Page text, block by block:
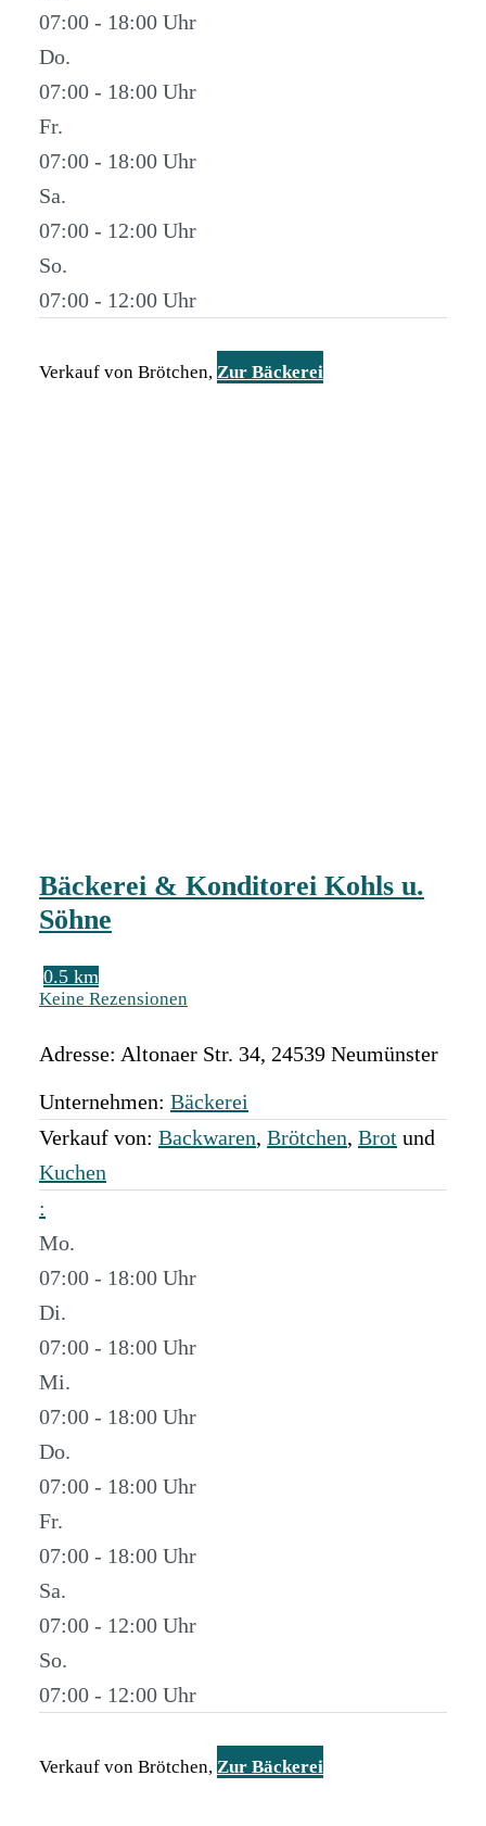
07:00 - 18:00
Do.
07:00 - 18:00
Fr.
07:00 - 18:00
Sa.
07:00 - 12:00
So.
07:00 - 12:00
Verkauf von Brötchen, Zur Bäckerei
Bäckerei & Konditorei Kohls u.
Söhne
0.5 km
Keine Rezensionen
Adresse: Altonaer Str. 34, 24539 Neumünster
Unternehmen: Bäckerei
Verkauf von: Backwaren, Brötchen, Brot und
Kuchen
:
Mo.
07:00 - 18:00
Di.
07:00 - 18:00
Mi.
07:00 - 18:00
Do.
07:00 - 18:00
Fr.
07:00 - 18:00
Sa.
07:00 - 12:00
So.
07:00 - 12:00
Verkauf von Brötchen, Zur Bäckerei